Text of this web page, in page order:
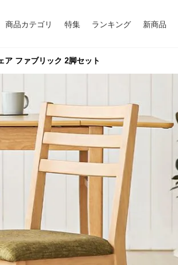
商品カテゴリ 特集 ランキング 新商品
ファブリック 2脚セット